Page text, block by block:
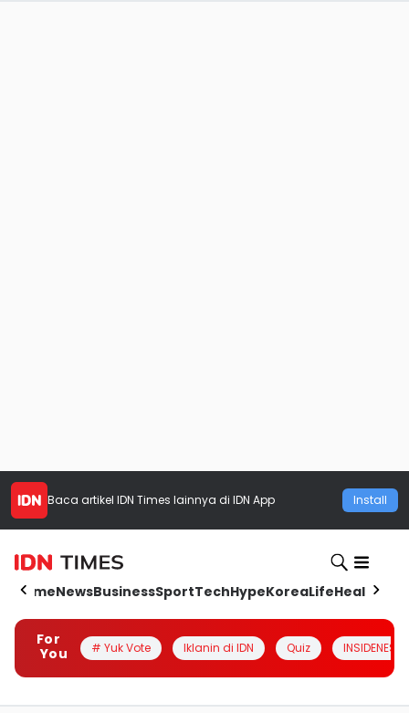
Baca artikel IDN Times lainnya di IDN App Install
HomeNewsBusinessSportTechHypeKoreaLifeHealth
For
You
# Yuk Vote Iklanin di IDN Quiz INSIDENESIA